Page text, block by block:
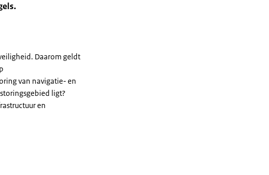
Daarom geldt
van navigatie- en
ligt?
en